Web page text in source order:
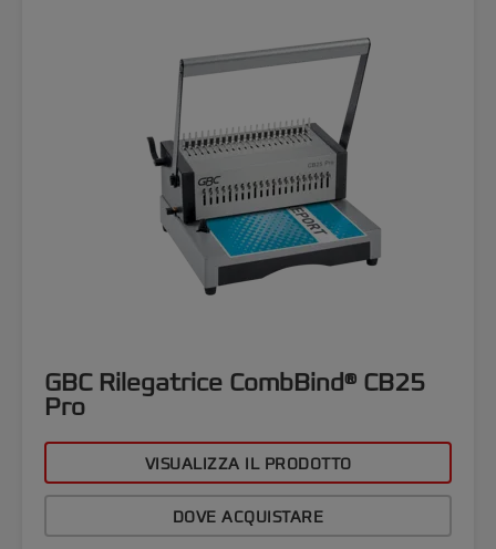
GBC Rilegatrice CombBind® CB25
Pro
VISUALIZZA IL PRODOTTO
DOVE ACQUISTARE